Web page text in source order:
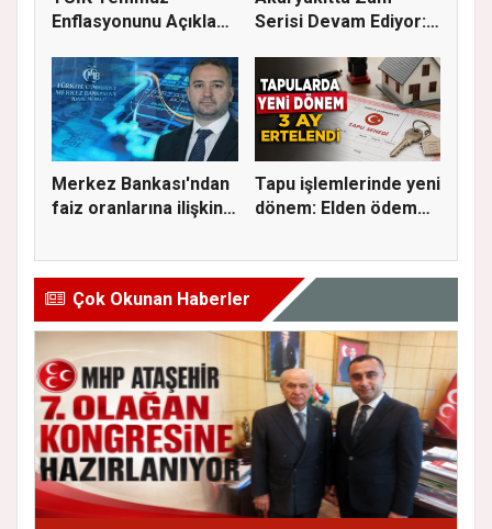
Enflasyonunu Açıkladı:
Serisi Devam Ediyor:
Merkez Bankası'ndan
faiz oranlarına ilişkin
Tapu işlemlerinde yeni
dönem: Elden ödeme
Çok Okunan Haberler